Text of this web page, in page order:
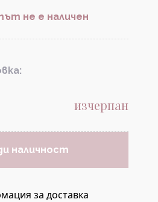
не е наличен
изчерпан
наличност
за доставка